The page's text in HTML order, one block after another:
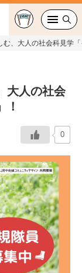
む、大人の社会科見学
大人の社会
！
0